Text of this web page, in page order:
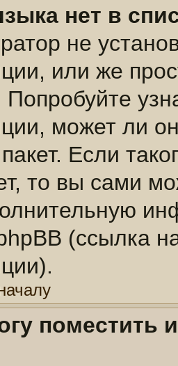
нет в
не
или же
может ли
Если
то вы сами
(ссылка
поместить